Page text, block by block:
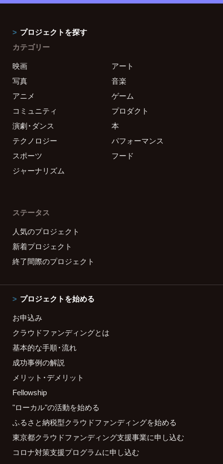
プロジェクトを探す
カテゴリー
映画
アート
写真
音楽
アニメ
ゲーム
コミュニティ
プロダクト
演劇・ダンス
本
テクノロジー
パフォーマンス
スポーツ
フード
ジャーナリズム
ステータス
人気のプロジェクト
新着プロジェクト
終了間際のプロジェクト
プロジェクトを始める
お申込み
クラウドファンディングとは
基本的な手順・流れ
成功事例の解説
メリット・デメリット
Fellowship
"ローカル"の活動を始める
ふるさと納税型クラウドファンディングを始める
東京都クラウドファンディング支援事業に申し込む
コロナ対策支援プログラムに申し込む